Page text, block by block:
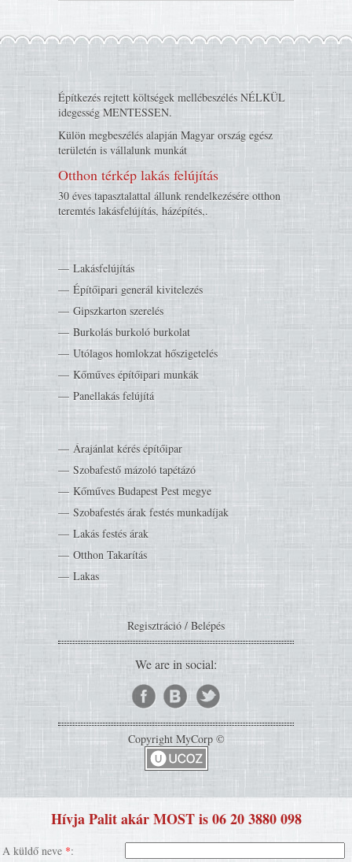
Építkezés rejtett költségek mellébeszélés NÉLKÜL
idegesség MENTESSEN.
Külön megbeszélés alapján Magyar ország egész
területén is vállalunk munkát
Otthon térkép lakás felújítás
30 éves tapasztalattal állunk rendelkezésére otthon
teremtés lakásfelújítás, házépítés,.
Lakásfelújítás
Építőipari generál kivitelezés
Gipszkarton szerelés
Burkolás burkoló burkolat
Utólagos homlokzat hőszigetelés
Kőműves építőipari munkák
Panellakás felújítá
Árajánlat kérés építőipar
Szobafestő mázoló tapétázó
Kőműves Budapest Pest megye
Szobafestés árak festés munkadíjak
Lakás festés árak
Otthon Takarítás
Lakas
Regisztráció / Belépés
We are in social:
Copyright MyCorp ©
Hívja Palit akár MOST is 06 20 3880 098
A küldő neve *: